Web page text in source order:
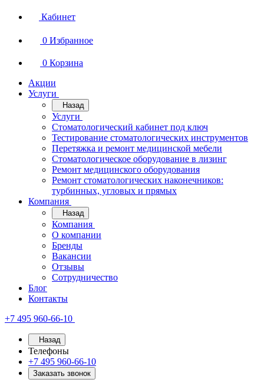
Кабинет
0 Избранное
0 Корзина
Акции
Услуги
Назад
Услуги
Стоматологический кабинет под ключ
Тестирование стоматологических инструментов
Перетяжка и ремонт медицинской мебели
Стоматологическое оборудование в лизинг
Ремонт медицинского оборудования
Ремонт стоматологических наконечников:
турбинных, угловых и прямых
Компания
Назад
Компания
О компании
Бренды
Вакансии
Отзывы
Сотрудничество
Блог
Контакты
+7 495 960-66-10
Назад
Телефоны
+7 495 960-66-10
Заказать звонок